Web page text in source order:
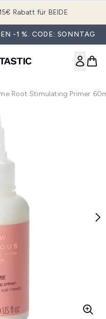
Rabatt für BEIDE
-1 %. CODE: SONNTAG
Root Stimulating Primer
Volume Root